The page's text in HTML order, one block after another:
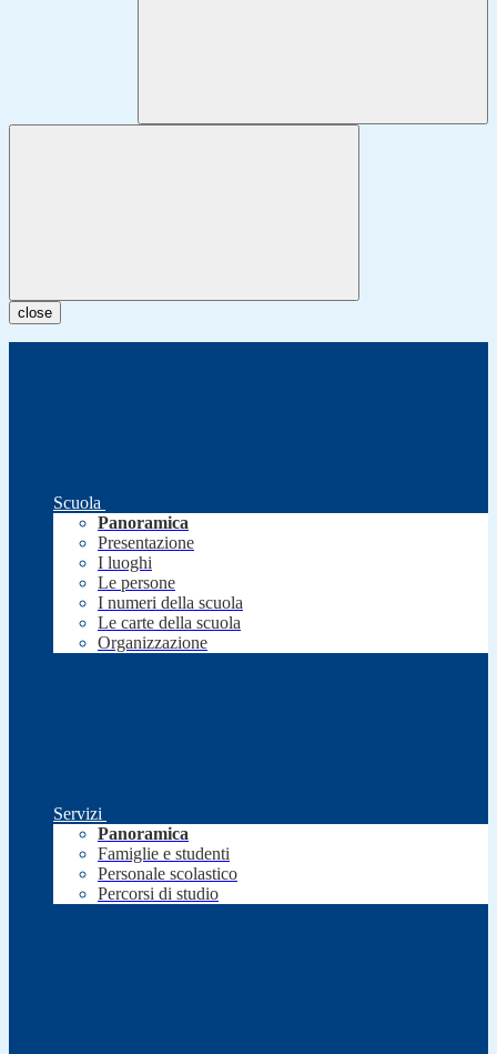
close
Scuola
Panoramica
Presentazione
I luoghi
Le persone
I numeri della scuola
Le carte della scuola
Organizzazione
Servizi
Panoramica
Famiglie e studenti
Personale scolastico
Percorsi di studio